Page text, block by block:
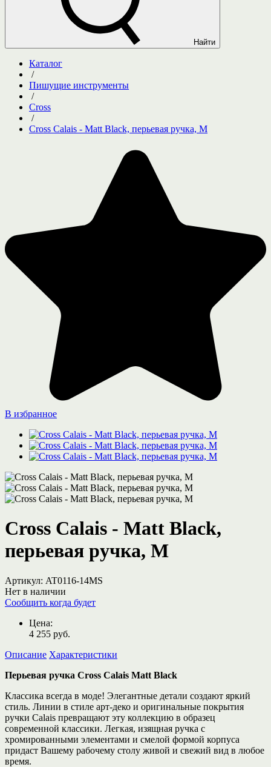
Найти
Каталог
/
Пишущие инструменты
/
Cross
/
Cross Calais - Matt Black, перьевая ручка, M
В избранное
Cross Calais - Matt Black,
перьевая ручка, M
Артикул: AT0116-14MS
Нет в наличии
Сообщить когда будет
Цена:
4 255 руб.
Описание Характеристики
Перьевая ручка Cross Calais Matt Black
Классика всегда в моде! Элегантные детали создают яркий
стиль. Линии в стиле арт-деко и оригинальные покрытия
ручки Calais превращают эту коллекцию в образец
современной классики. Легкая, изящная ручка с
хромированными элементами и смелой формой корпуса
придаст Вашему рабочему столу живой и свежий вид в любое
время.